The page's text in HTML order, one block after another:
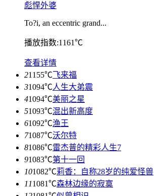
彪悍外婆
To?i, an eccentric grand...
播放指数:1161℃
查看详情
21155℃飞来福
31094℃人生大弟震
41094℃美丽之星
51093℃混出新高度
61092℃渔王
71087℃沃尔特
81086℃雷杰普的精彩人生7
91083℃第十一回
101082℃莉香：自称28岁的纯爱怪兽
111081℃森林边缘的寂寞